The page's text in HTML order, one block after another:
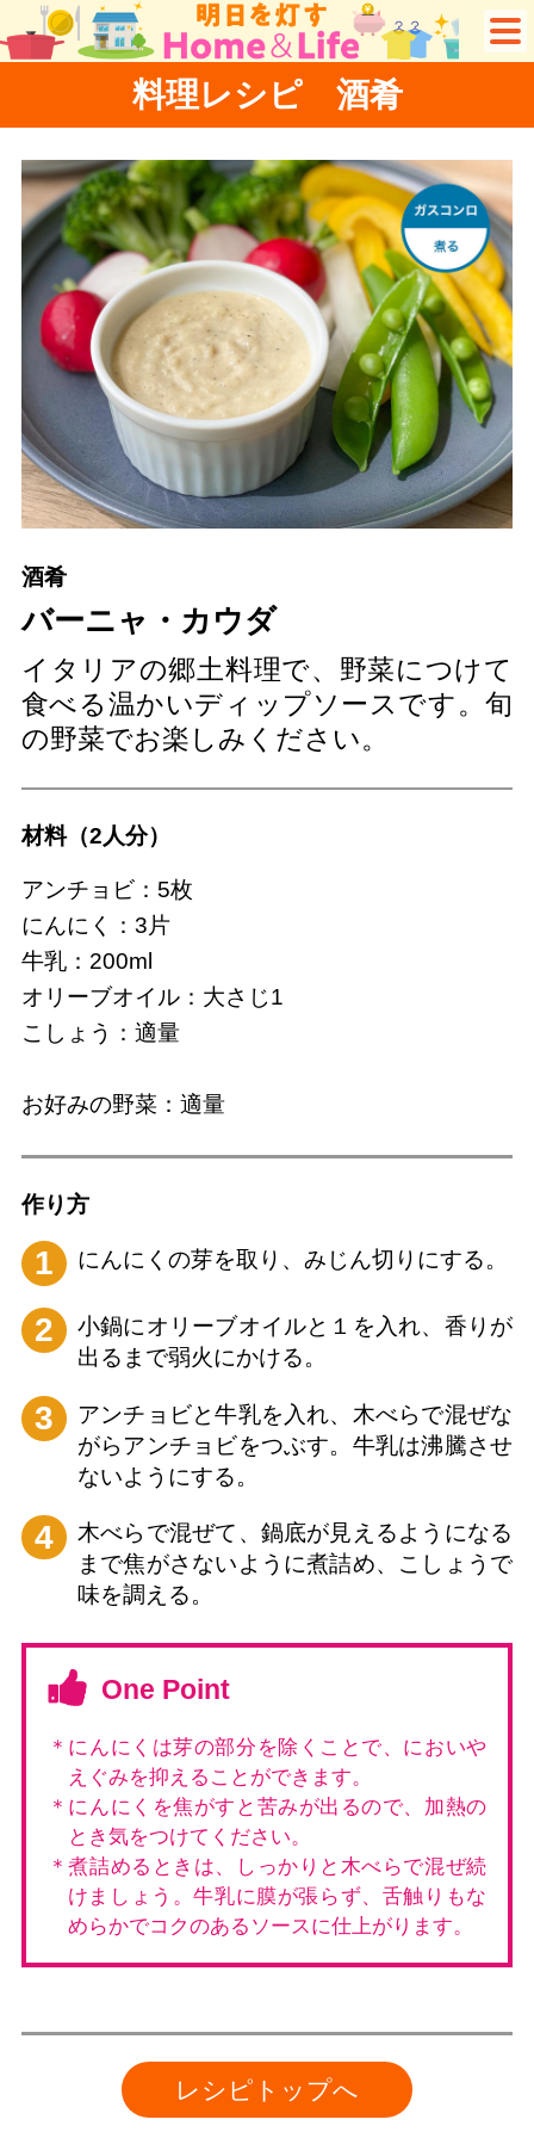
料理レシピ 酒肴
酒肴
バーニャ・カウダ
イタリアの郷土料理で、野菜につけて
食べる温かいディップソースです。旬
の野菜でお楽しみください。
材料（2人分）
アンチョビ：5枚
にんにく：3片
牛乳：200ml
オリーブオイル：大さじ1
こしょう：適量
お好みの野菜：適量
作り⽅
1 にんにくの芽を取り、みじん切りにする。
2
小鍋にオリーブオイルと１を入れ、香りが
出るまで弱火にかける。
3
アンチョビと牛乳を入れ、木べらで混ぜな
がらアンチョビをつぶす。牛乳は沸騰させ
ないようにする。
4
木べらで混ぜて、鍋底が見えるようになる
まで焦がさないように煮詰め、こしょうで
味を調える。
One Point
＊にんにくは芽の部分を除くことで、においや
えぐみを抑えることができます。
＊にんにくを焦がすと苦みが出るので、加熱の
とき気をつけてください。
＊煮詰めるときは、しっかりと木べらで混ぜ続
けましょう。牛乳に膜が張らず、舌触りもな
めらかでコクのあるソースに仕上がります。
レシピトップへ